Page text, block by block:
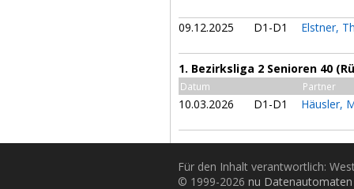
09.12.2025 D1-D1 Elstner,
1. Bezirksliga 2 Senioren 40
Datum Partner
10.03.2026 D1-D1 Häusler,
Für den Inhalt verantwortlich:
© 1999-2026 nu